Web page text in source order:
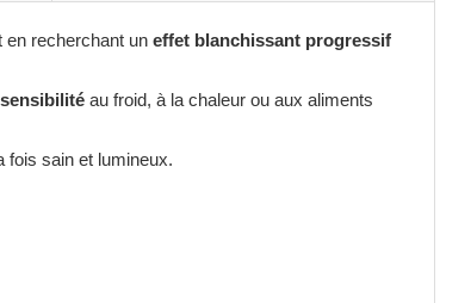
en recherchant un effet blanchissant progressif
au froid, à la chaleur ou aux aliments
fois sain et lumineux.